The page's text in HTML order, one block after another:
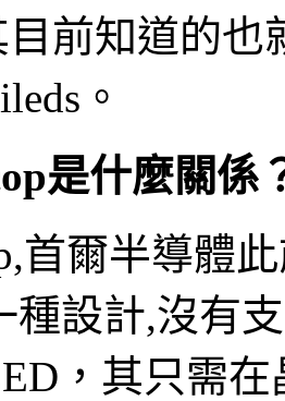
目前知道的
。
是什麼關係
首爾半導體
種設計,沒有
，其只需